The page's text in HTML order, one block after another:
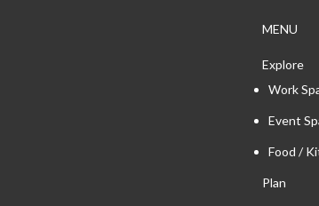
MENU
Explore
Work
Event
Food /
Plan